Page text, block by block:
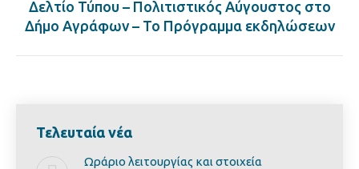
Next
post:
Δελτίο Τύπου – Πολιτιστικός Αύγουστος στο
Δήμο Αγράφων – Το Πρόγραμμα εκδηλώσεων
Τελευταία νέα
Ωράριο λειτουργίας και στοιχεία